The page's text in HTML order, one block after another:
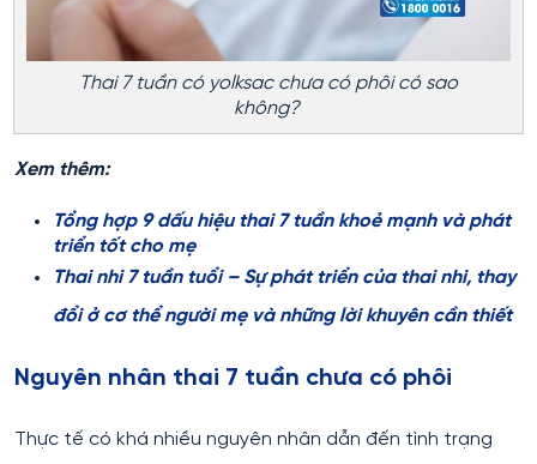
Thai 7 tuần có yolksac chưa có phôi có sao
không?
Xem thêm:
Tổng hợp 9 dấu hiệu thai 7 tuần khoẻ mạnh và phát
triển tốt cho mẹ
Thai nhi 7 tuần tuổi – Sự phát triển của thai nhi, thay
đổi ở cơ thể người mẹ và những lời khuyên cần thiết
Nguyên nhân thai 7 tuần chưa có phôi
Thực tế có khá nhiều nguyên nhân dẫn đến tình trạng